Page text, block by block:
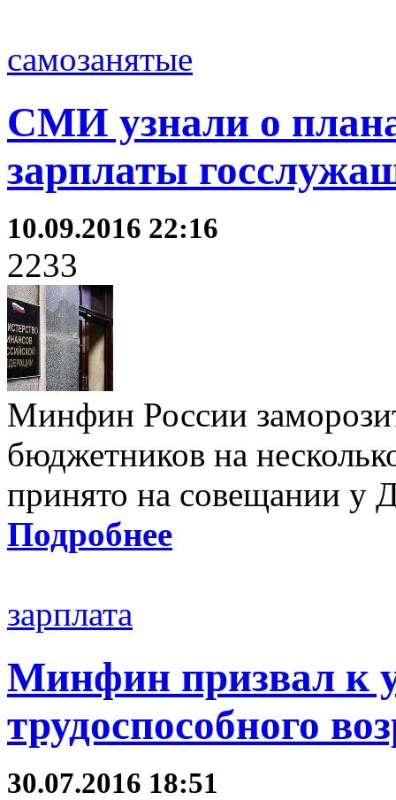
самозанятые
СМИ узнали о
зарплаты
10.09.2016 22:16
2233
Минфин России
бюджетников на
принято на совещании у
Подробнее
зарплата
Минфин призвал к
трудоспособного
30.07.2016 18:51